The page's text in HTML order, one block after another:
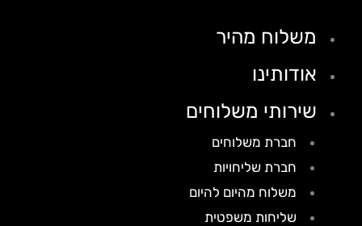
משלוח מהיר
אודותינו
שירותי משלוחים
חברת משלוחים
חברת שליחויות
משלוח מהיום להיום
שליחות משפטית